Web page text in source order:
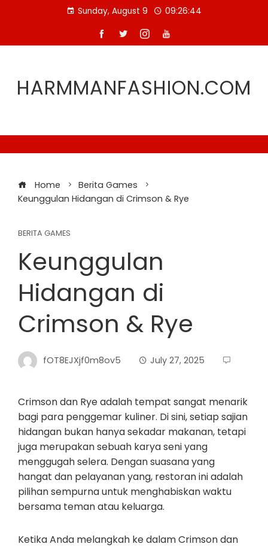
Sunday, August 9 09:26:44
HARMMANFASHION.COM
Home
Berita Games
Keunggulan Hidangan di Crimson & Rye
BERITA GAMES
Keunggulan
Hidangan di
Crimson & Rye
fOT8EJXjf0m8ov5 July 27, 2025
Crimson dan Rye adalah tempat sangat menarik
bagi para penggemar kuliner. Di sini, setiap sajian
hidangan bukan hanya sekadar makanan, tetapi
juga merupakan sebuah karya seni yang
menggugah selera. Dengan suasana yang
hangat dan pelayanan yang, restoran ini adalah
pilihan sempurna untuk menghabiskan waktu
bersama teman atau keluarga.
Ketika Anda melangkah ke dalam Crimson dan